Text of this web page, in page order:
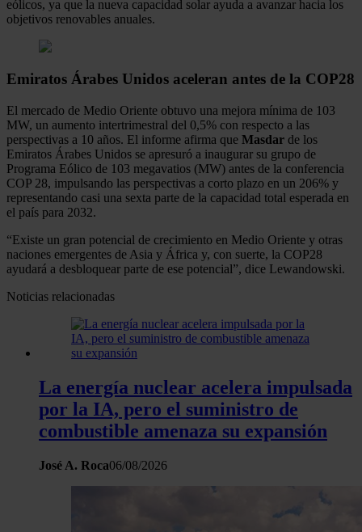
eólicos, ya que la nueva capacidad solar ayuda a avanzar hacia los
objetivos renovables anuales.
Emiratos Árabes Unidos aceleran antes de la COP28
El mercado de Medio Oriente obtuvo una mejora mínima de 103
MW, un aumento intertrimestral del 0,5% con respecto a las
perspectivas a 10 años. El informe afirma que Masdar de los
Emiratos Árabes Unidos se apresuró a inaugurar su grupo de
Programa Eólico de 103 megavatios (MW) antes de la conferencia
COP 28, impulsando las perspectivas a corto plazo en un 206% y
representando casi una sexta parte de la capacidad total esperada en
el país para 2032.
“Existe un gran potencial de crecimiento en Medio Oriente y otras
naciones emergentes de Asia y África y, con suerte, la COP28
ayudará a desbloquear parte de ese potencial”, dice Lewandowski.
Noticias relacionadas
La energía nuclear acelera impulsada
por la IA, pero el suministro de
combustible amenaza su expansión
José A. Roca06/08/2026